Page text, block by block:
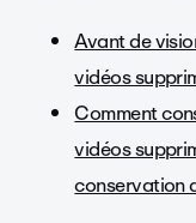
Avant de
vidéos
Comment
vidéos
conservation